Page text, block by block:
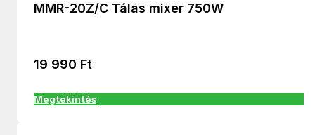
MMR-20Z/C Tálas mixer 750W
19 990 Ft
Megtekintés